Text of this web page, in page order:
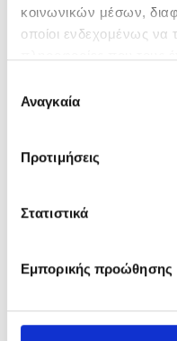
κοινωνικών μέσων,
οποίοι ενδεχομένως να
των υπηρεσιών τους.
συγκατάθεσης
Αναγκαία
Προτιμήσεις
Στατιστικά
Εμπορικής προώθησης
CHAIRS